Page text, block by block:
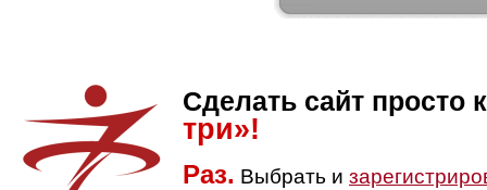
Сделать сайт просто
три»!
Раз. Выбрать и